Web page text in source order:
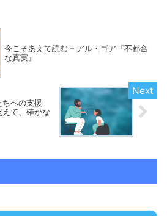
今こそあえて読む – アル・ゴア『不都合
な真実』
への支援
て、確かな